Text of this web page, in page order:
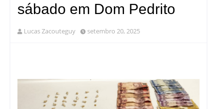
sábado em Dom Pedrito
Lucas Zacouteguy setembro 20, 2025